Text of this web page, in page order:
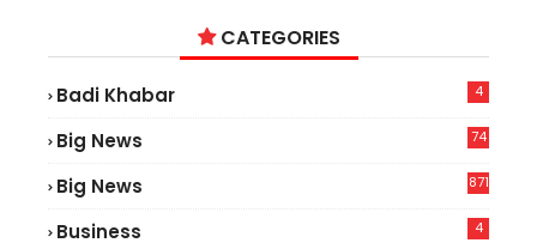
CATEGORIES
Badi Khabar 4
Big News
74
Big News 871
Business 4